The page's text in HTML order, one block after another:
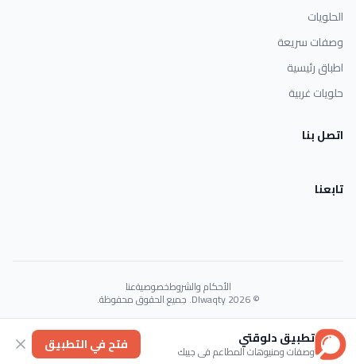
الحلويات
وصفات سريعة
اطباق رئيسية
حلويات غربية
اتصل بنا
تابعنا
الأحكام والشروطخصوصيةعنا
© 2026 Dlwaqty. جميع الحقوق محفوظة.
Powered byGAIT
تطبيق دلوقتي
وصفات ومنيوهات المطاعم في جيبك فتح في التطبيق